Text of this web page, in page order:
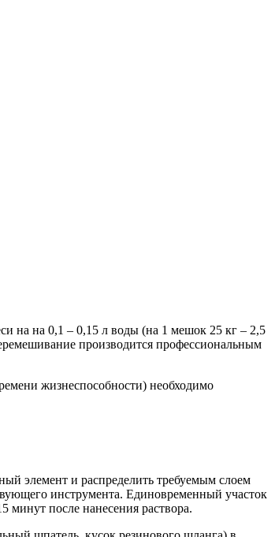
на на 0,1 – 0,15 л воды (на 1 мешок 25 кг – 2,5
производится профессиональным
жизнеспособности) необходимо
элемент и распределить требуемым слоем
инструмента. Единовременный участок
минут после нанесения раствора.